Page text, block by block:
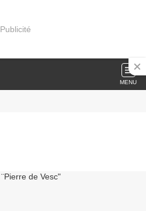
Publicité
MENU